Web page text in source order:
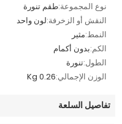
نوع المجموعة:طقم تنورة
النقش أو الزخرفة:لون واحد
النمط:مثير
الكم:بدون أكمام
الطول:تنورة
الوزن الإجمالي:0.26 Kg
تفاصيل السلعة